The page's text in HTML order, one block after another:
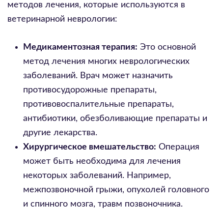
методов лечения, которые используются в
ветеринарной неврологии:
Медикаментозная терапия: Это основной
метод лечения многих неврологических
заболеваний. Врач может назначить
противосудорожные препараты,
противовоспалительные препараты,
антибиотики, обезболивающие препараты и
другие лекарства.
Хирургическое вмешательство: Операция
может быть необходима для лечения
некоторых заболеваний. Например,
межпозвоночной грыжи, опухолей головного
и спинного мозга, травм позвоночника.